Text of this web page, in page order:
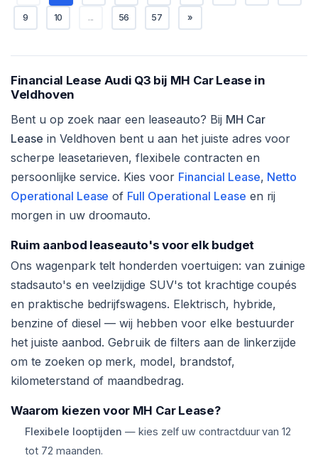
9 10 ... 56 57 »
Financial Lease Audi Q3 bij MH Car Lease in
Veldhoven
Bent u op zoek naar een leaseauto? Bij MH Car
Lease in Veldhoven bent u aan het juiste adres voor
scherpe leasetarieven, flexibele contracten en
persoonlijke service. Kies voor Financial Lease, Netto
Operational Lease of Full Operational Lease en rij
morgen in uw droomauto.
Ruim aanbod leaseauto's voor elk budget
Ons wagenpark telt honderden voertuigen: van zuinige
stadsauto's en veelzijdige SUV's tot krachtige coupés
en praktische bedrijfswagens. Elektrisch, hybride,
benzine of diesel — wij hebben voor elke bestuurder
het juiste aanbod. Gebruik de filters aan de linkerzijde
om te zoeken op merk, model, brandstof,
kilometerstand of maandbedrag.
Waarom kiezen voor MH Car Lease?
Flexibele looptijden — kies zelf uw contractduur van 12
tot 72 maanden.